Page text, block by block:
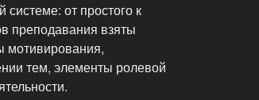
от простого к
преподавания взяты
мотивирования,
тем, элементы ролевой